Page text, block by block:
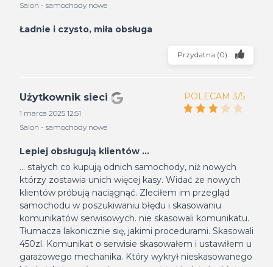
Salon - samochody nowe
Ładnie i czysto, miła obsługa
Przydatna (0)
Użytkownik sieci
1 marca 2025 12:51
Salon - samochody nowe
POLECAM 3/5
Lepiej obsługują klientów ...
... stałych co kupują odnich samochody, niż nowych
którzy zostawia unich więcej kasy. Widać że nowych
klientów próbują naciągnąć. Zleciłem im przegląd
samochodu w poszukiwaniu błędu i skasowaniu
komunikatów serwisowych. nie skasowali komunikatu.
Tłumacza lakonicznie się, jakimi procedurami. Skasowali
450zl. Komunikat o serwisie skasowałem i ustawiłem u
garażowego mechanika. Który wykrył nieskasowanego